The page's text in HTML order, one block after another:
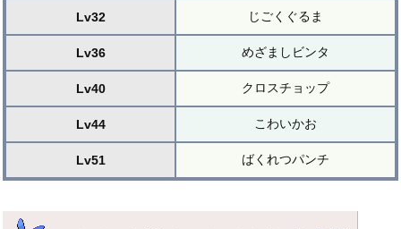
Lv32 じごくぐるま
Lv36 めざましビンタ
Lv40 クロスチョップ
Lv44 こわいかお
Lv51 ばくれつパンチ